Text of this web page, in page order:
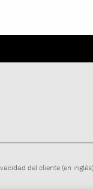
del cliente (en inglés)